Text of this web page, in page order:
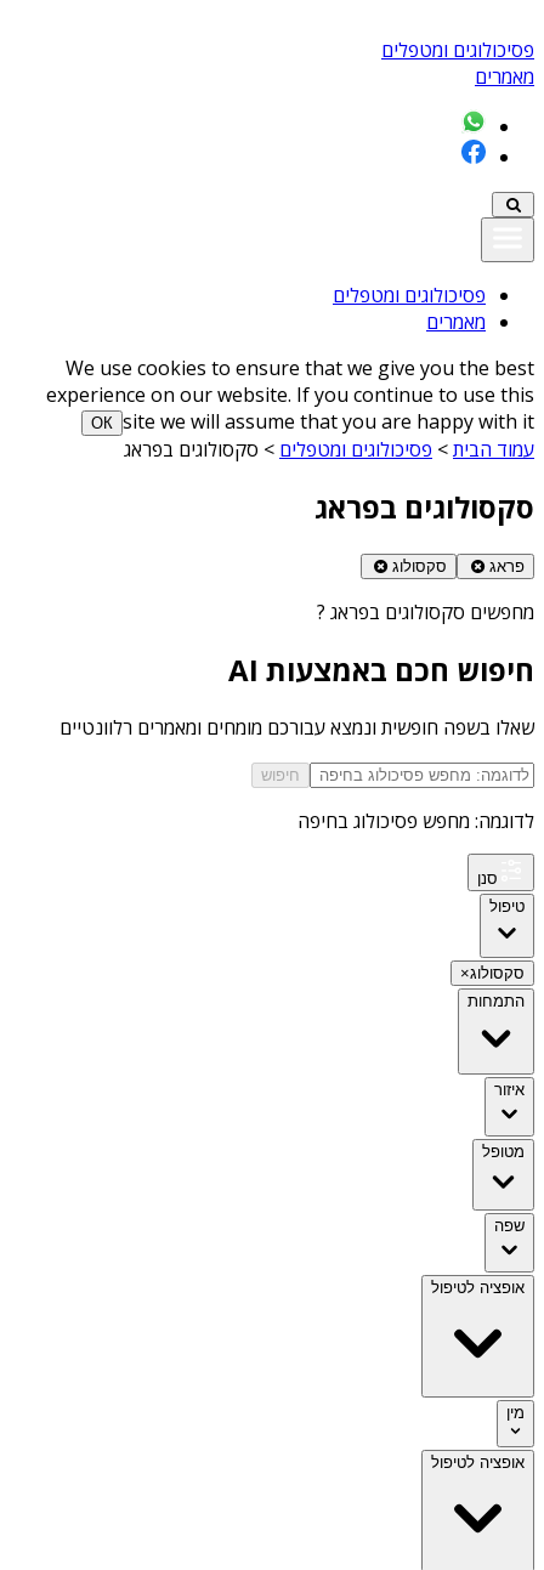
פסיכולוגים ומטפלים
מאמרים
פסיכולוגים ומטפלים
מאמרים
We use cookies to ensure that we give you the best
experience on our website. If you continue to use this
site we will assume that you are happy with it
ОК
עמוד הבית> פסיכולוגים ומטפלים > סקסולוגים בפראג
סקסולוגים בפראג
פראג סקסולוג
מחפשים סקסולוגים בפראג ?
חיפוש חכם באמצעות AI
שאלו בשפה חופשית ונמצא עבורכם מומחים ומאמרים רלוונטיים
חיפוש
לדוגמה: מחפש פסיכולוג בחיפה
סנן
טיפול
סקסולוג×
התמחות
איזור
מטופל
שפה
אופציה לטיפול
מין
אופציה לטיפול